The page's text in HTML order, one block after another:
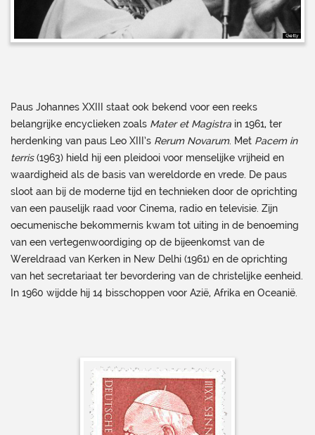
Paus Johannes XXIII staat ook bekend voor een reeks
belangrijke encyclieken zoals Mater et Magistra in 1961, ter
herdenking van paus Leo XIII’s Rerum Novarum. Met Pacem in
terris(1963) hield hij een pleidooi voor menselijke vrijheid en
waardigheid als de basis van wereldorde en vrede. De paus
sloot aan bij de moderne tijd en technieken door de oprichting
van een pauselijk raad voor Cinema, radio en televisie. Zijn
oecumenische bekommernis kwam tot uiting in de benoeming
van een vertegenwoordiging op de bijeenkomst van de
Wereldraad van Kerken in New Delhi (1961) en de oprichting
van het secretariaat ter bevordering van de christelijke eenheid.
In 1960 wijdde hij 14 bisschoppen voor Azië, Afrika en Oceanië.